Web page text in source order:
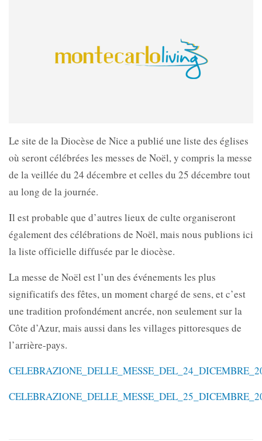
Le site de la Diocèse de Nice a publié une liste des églises
où seront célébrées les messes de Noël, y compris la messe
de la veillée du 24 décembre et celles du 25 décembre tout
au long de la journée.
Il est probable que d’autres lieux de culte organiseront
également des célébrations de Noël, mais nous publions ici
la liste officielle diffusée par le diocèse.
La messe de Noël est l’un des événements les plus
significatifs des fêtes, un moment chargé de sens, et c’est
une tradition profondément ancrée, non seulement sur la
Côte d’Azur, mais aussi dans les villages pittoresques de
l’arrière-pays.